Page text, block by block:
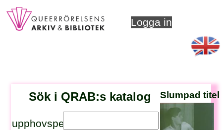
Logga in
Sök i QRAB:s katalog
upphovsperson:
Slumpad titel